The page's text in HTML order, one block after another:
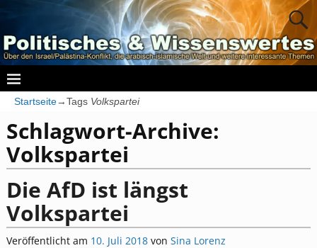
Startseite→Tags Volkspartei
Schlagwort-Archive:
Volkspartei
Die AfD ist längst
Volkspartei
Veröffentlicht am 10. Juli 2018 von Sina Lorenz